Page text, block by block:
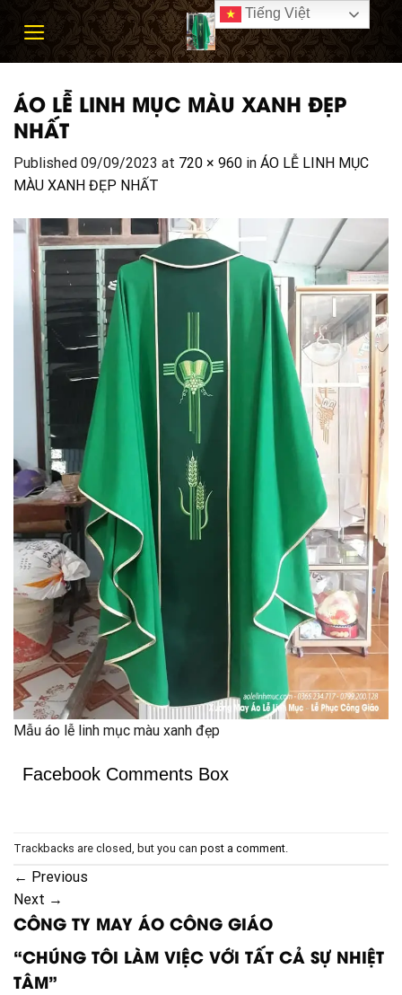
ÁO LỄ LINH MỤC MÀU XANH ĐẸP
NHẤT
Published 09/09/2023 at 720 × 960 in ÁO LỄ LINH MỤC
MÀU XANH ĐẸP NHẤT
Mẫu áo lễ linh mục màu xanh đẹp
Facebook Comments Box
Trackbacks are closed, but you can post a comment
← Previous
Next →
CÔNG TY MAY ÁO CÔNG GIÁO
“CHÚNG TÔI LÀM VIỆC VỚI TẤT CẢ SỰ NHIỆT
TÂM”
Tiếng Việt